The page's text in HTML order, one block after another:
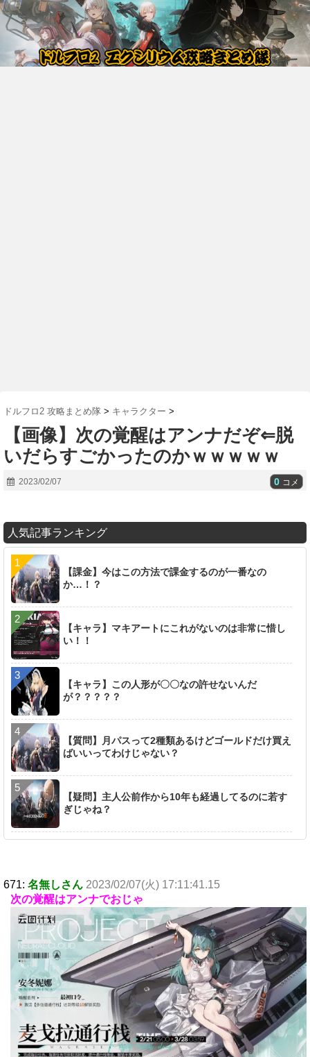
ドルフロ2 攻略まとめ隊 > キャラクター >
【画像】次の覚醒はアンナだぞ⇐脱
いだらすごかったのかｗｗｗｗｗ
2023/02/07 0 コメ
人気記事ランキング
【課金】今はこの方法で課金するのが一番なの
か…！？
【キャラ】マキアートにこれがないのは非常に惜し
い！！
【キャラ】この人形が〇〇なの許せないんだ
が？？？？？
【質問】月パスって2種類あるけどゴールドだけ買え
ばいいってわけじゃない？
【疑問】主人公前作から10年も経過してるのに若す
ぎじゃね？
671: 名無しさん 2023/02/07(火) 17:11:41.15
次の覚醒はアンナでおじゃ